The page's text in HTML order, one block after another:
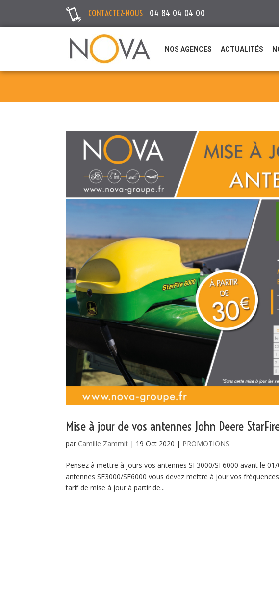
CONTACTEZ-NOUS 04 84 04 04 00
NOS AGENCES ACTUALITÉS
Mise à jour de vos antennes John Deere
par Camille Zammit | 19 Oct 2020 | PROMOTIONS
Pensez à mettre à jours vos antennes SF3000/SF6000 avant le
antennes SF3000/SF6000 vous devez mettre à jour vos
tarif de mise à jour à partir de...